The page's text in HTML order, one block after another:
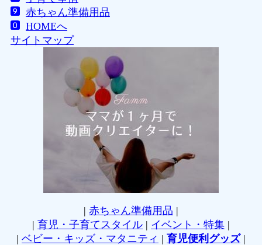
赤ちゃん準備用品
HOMEへ
サイトマップ
| 赤ちゃん準備用品 |
| 育児・子育てスタイル | イベント・特集 |
| ベビー・キッズ・マタニティ | 育児便利グッズ|